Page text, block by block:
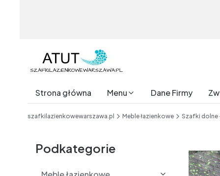
Strona główna Menu Dane Firmy
szafkilazienkowewarszawa.pl Meble łazienkowe Szafki dolne
Podkategorie